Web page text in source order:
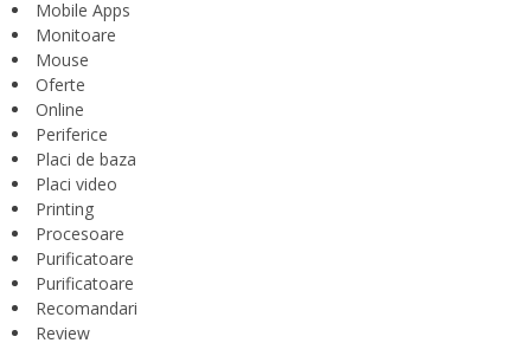
Mobile Apps
Monitoare
Mouse
Oferte
Online
Periferice
Placi de baza
Placi video
Printing
Procesoare
Purificatoare
Purificatoare
Recomandari
Review